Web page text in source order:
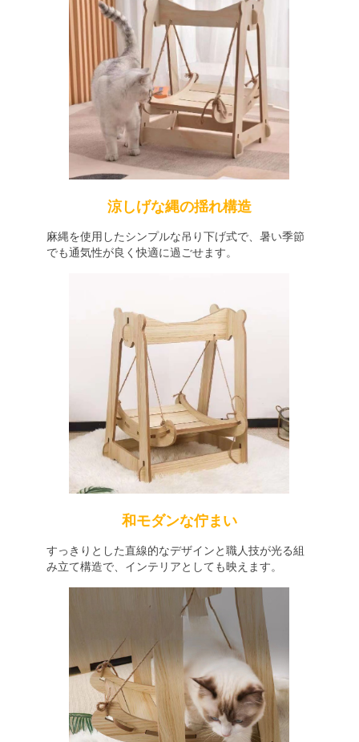
涼しげな縄の揺れ構造
麻縄を使用したシンプルな吊り下げ式で、暑い季節
でも通気性が良く快適に過ごせます。
和モダンな佇まい
すっきりとした直線的なデザインと職人技が光る組
み立て構造で、インテリアとしても映えます。